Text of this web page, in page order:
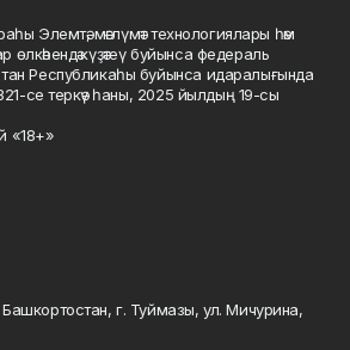
Элемтә, мәғлүмәт технологиялары һәм
күҙәтеү буйынса федераль
Республикаһы буйынса идаралығында
се теркәү һаны, 2025 йылдың 19-сы
«18+»
г. Туймазы, ул. Мичурина,